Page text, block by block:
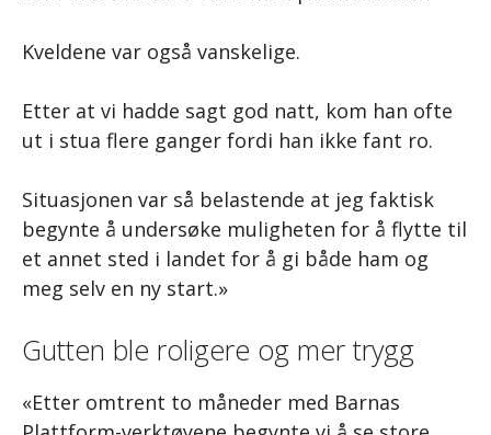
Kveldene var også vanskelige.
Etter at vi hadde sagt god natt, kom han ofte
ut i stua flere ganger fordi han ikke fant ro.
Situasjonen var så belastende at jeg faktisk
begynte å undersøke muligheten for å flytte til
et annet sted i landet for å gi både ham og
meg selv en ny start.»
Gutten ble roligere og mer trygg
«Etter omtrent to måneder med Barnas